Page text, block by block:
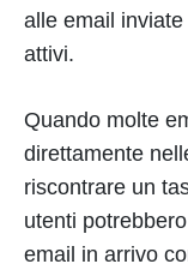
alle email
attivi.
Quando molte
direttamente
riscontrare un
utenti
email in arrivo